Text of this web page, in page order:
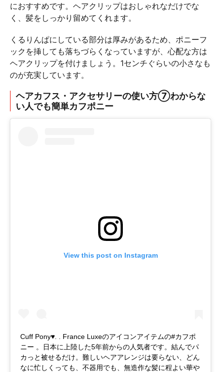
におすすめです。ヘアクリップはおしゃれなだけでな
く、髪をしっかり留めてくれます。
くるりんぱにしている部分は厚みがあるため、ポニーフ
ックを挿しても落ちづらくなっていますが、心配な方は
ヘアクリップを付けましょう。1センチぐらいの小さなも
のが充実しています。
ヘアカフス・アクセサリーの使い方⑦わからな
い人でも簡単カフポニー
View this post on Instagram
Cuff Pony♥︎. . France Luxeのアイコンアイテムの#カフポ
ニー 。日本に上陸した5年前からの人気者です。結んでパ
カっと被せるだけ。難しいヘアアレンジは要らない、どん
なに忙しくっても、不器用でも、無造作な髪に程よい華や